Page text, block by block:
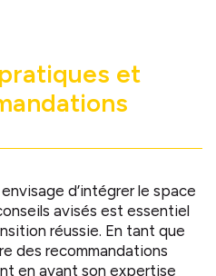
et
d’intégrer le space
avisés est essentiel
réussie. En tant que
des recommandations
en avant son expertise